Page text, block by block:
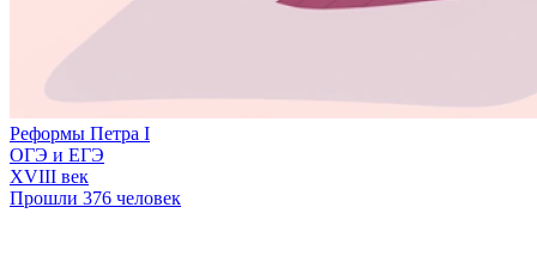
Реформы Петра I
ОГЭ и ЕГЭ
XVIII век
Прошли 376 человек